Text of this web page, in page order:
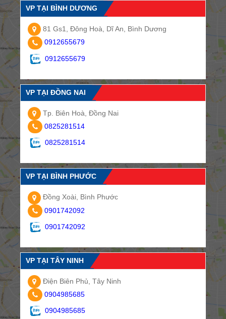
VP TẠI BÌNH DƯƠNG
81 Gs1, Đông Hoà, Dĩ An, Bình Dương
0912655679
0912655679
VP TẠI ĐỒNG NAI
Tp. Biên Hoà, Đồng Nai
0825281514
0825281514
VP TẠI BÌNH PHƯỚC
Đồng Xoài, Bình Phước
0901742092
0901742092
VP TẠI TÂY NINH
Điện Biên Phủ, Tây Ninh
0904985685
0904985685